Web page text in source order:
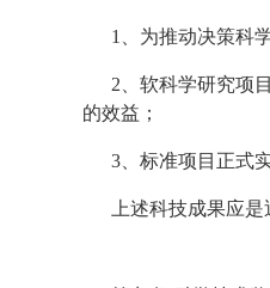
1、为推动决策科
2、软科学研究项
的效益；
3、标准项目正式
上述科技成果应